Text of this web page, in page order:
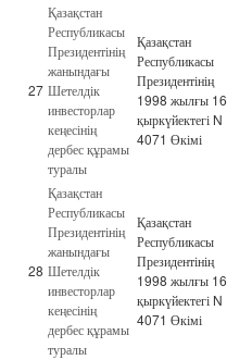
27
Қазақстан
Республикасы
Президентінің
жанындағы
Шетелдік
инвесторлар
кеңесінің
дербес құрамы
туралы
Қазақстан
Республикасы
Президентінің
1998 жылғы 16
қыркүйектегі N
4071 Өкімі
28
Қазақстан
Республикасы
Президентінің
жанындағы
Шетелдік
инвесторлар
кеңесінің
дербес құрамы
туралы
Қазақстан
Республикасы
Президентінің
1998 жылғы 16
қыркүйектегі N
4071 Өкімі